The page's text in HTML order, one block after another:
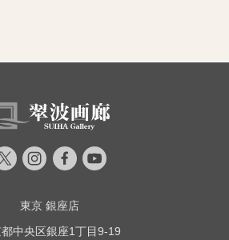
東京 銀座店
中央区銀座1丁目9-19